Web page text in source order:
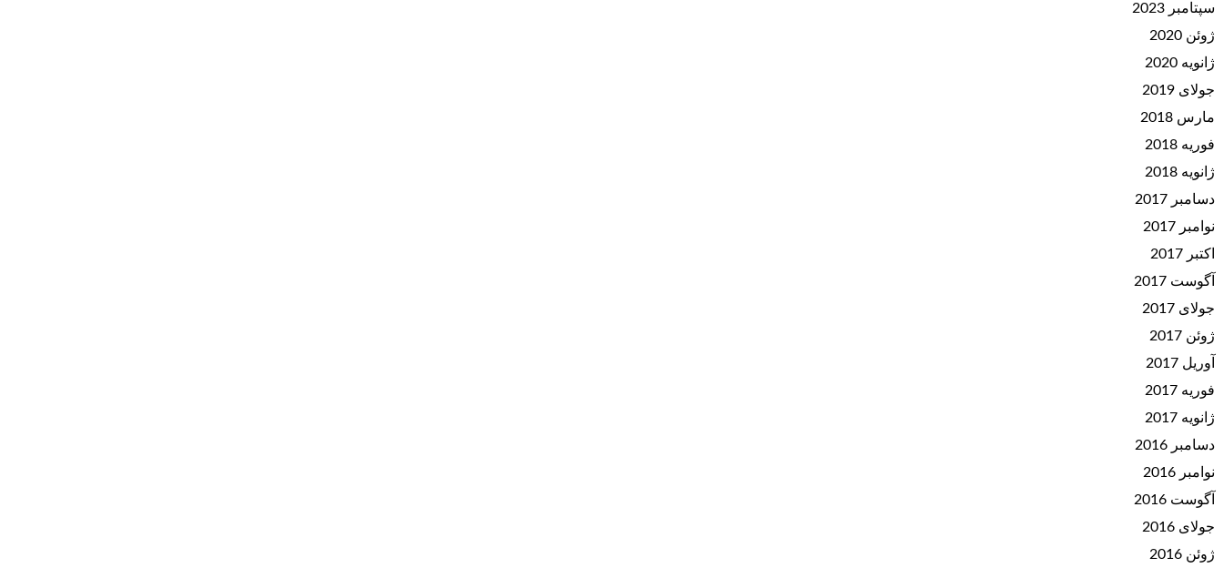
سپتامبر 2023
ژوئن 2020
ژانویه 2020
جولای 2019
مارس 2018
فوریه 2018
ژانویه 2018
دسامبر 2017
نوامبر 2017
اکتبر 2017
آگوست 2017
جولای 2017
ژوئن 2017
آوریل 2017
فوریه 2017
ژانویه 2017
دسامبر 2016
نوامبر 2016
آگوست 2016
جولای 2016
ژوئن 2016